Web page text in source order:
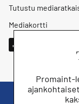
Tutustu
Mediakortti
Promaint-